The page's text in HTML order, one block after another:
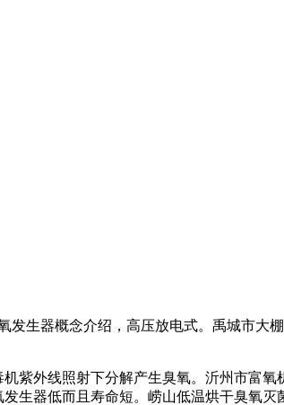
发生器概念介绍， 高压放电式。 禹城市大
机紫外线照射下分解产生臭氧。 沂州市富氧
发生器低而且寿命短。 崂山低温烘干臭氧灭